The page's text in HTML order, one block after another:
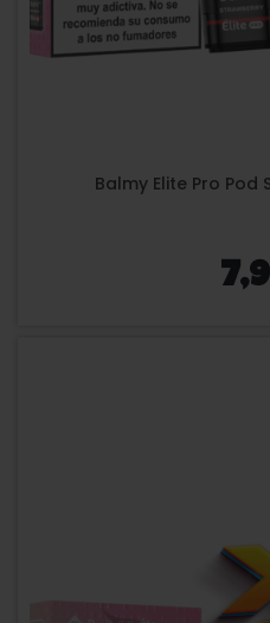
Balmy Elite Pro